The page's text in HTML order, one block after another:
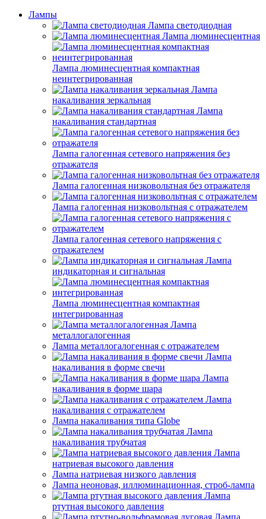
Лампы
Лампа светодиодная
Лампа люминесцентная
Лампа люминесцентная компактная
неинтегрированная
Лампа
накаливания зеркальная
Лампа
накаливания стандартная
Лампа галогенная сетевого напряжения без
отражателя
Лампа галогенная низковольтная без отражателя
Лампа галогенная низковольтная с отражателем
Лампа галогенная сетевого напряжения с
отражателем
Лампа
индикаторная и сигнальная
Лампа люминесцентная компактная
интегрированная
Лампа
металлогалогенная
Лампа металлогалогенная с отражателем
Лампа
накаливания в форме свечи
Лампа
накаливания в форме шара
Лампа
накаливания с отражателем
Лампа накаливания типа Globe
Лампа
накаливания трубчатая
Лампа
натриевая высокого давления
Лампа натриевая низкого давления
Лампа неоновая, иллюминационная, строб-лампа
Лампа
ртутная высокого давления
Лампа